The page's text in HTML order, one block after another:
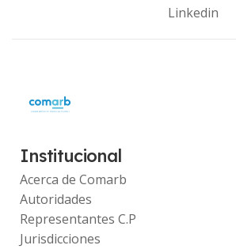
Linkedin
Institucional
Acerca de Comarb
Autoridades
Representantes C.P
Jurisdicciones